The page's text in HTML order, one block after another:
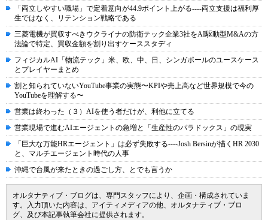
「両立しやすい職場」で定着意向が44.9ポイント上がる----両立支援は福利厚
生ではなく、リテンション戦略である
三菱電機が買収すべきウクライナの防衛テック企業3社をAI駆動型M&Aの方
法論で特定、買収金額を割り出すケーススタディ
フィジカルAI「物流テック」米、欧、中、日、シンガポールのユースケース
とプレイヤーまとめ
割と知られていないYouTube事業の実態〜KPIや売上高など世界規模で今の
YouTubeを理解する〜
営業は終わった（３）AIを使う者だけが、利他に立てる
営業現場で進むAIエージェントの急増と「生産性のパラドックス」の現実
「巨大な万能HRエージェント」は必ず失敗する----Josh Bersinが描くHR 2030
と、マルチエージェント時代の人事
沖縄で台風が来たときの過ごし方、とでも言うか
オルタナティブ・ブログは、専門スタッフにより、企画・構成されていま
す。入力頂いた内容は、アイティメディアの他、オルタナティブ・ブロ
グ、及び本記事執筆会社に提供されます。